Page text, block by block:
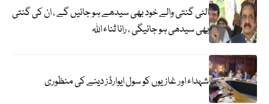
الٹی گنتی والے خود بھی سیدھے ہو جائیں گے ، ان کی گنتی
بھی سیدھی ہو جائیگی ، رانا ثناء اللہ
شہداء اور غازیوں کو سول ایوارڈز دینے کی منظوری